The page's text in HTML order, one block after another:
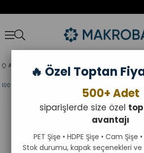
Anasayfa Şişeler ŞİŞELER PET ŞİŞELER
100 ml Sıvı Sabun Pompalı Silindir PET Şişe – Siyah/
🔥 Özel Toptan
500+ Adet
siparişlerde size özel
avantajı
PET Şişe • HDPE Şişe • Cam Şişe
Stok durumu, kapak seçenekleri